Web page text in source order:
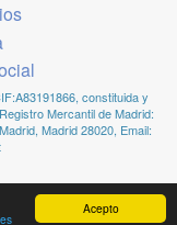
Acepto
constituida y
Mercantil de Madrid:
Madrid 28020, Email: